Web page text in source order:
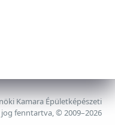
Kamara Épületképészeti
fenntartva, © 2009–2026